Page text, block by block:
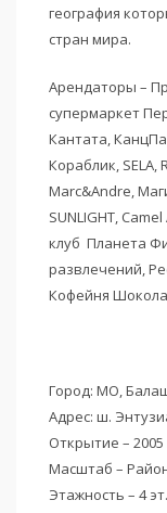
география
стран мира.
Арендаторы –
супермаркет
Кантата,
Кораблик, SELA,
Marc&Andre,
SUNLIGHT,
клуб Планета
развлечений,
Кофейня
Город: МО,
Адрес: ш.
Открытие – 2005
Масштаб –
Этажность – 4 эт.